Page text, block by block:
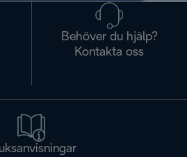
Behöver du hjälp?
Kontakta oss